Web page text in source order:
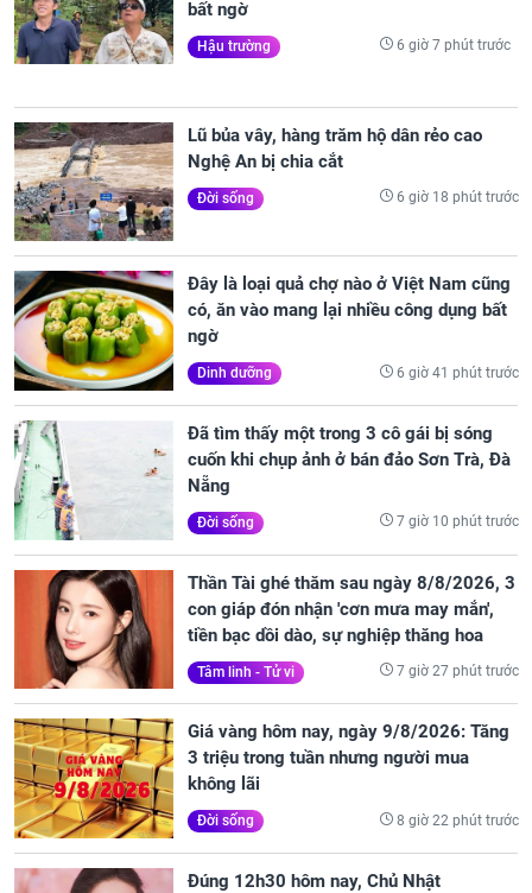
bất ngờ
Hậu trường 6 giờ 7 phút trước
Lũ bủa vây, hàng trăm hộ dân rẻo cao
Nghệ An bị chia cắt
Đời sống 6 giờ 18 phút trước
Đây là loại quả chợ nào ở Việt Nam cũng
có, ăn vào mang lại nhiều công dụng bất
ngờ
Dinh dưỡng 6 giờ 41 phút trước
Đã tìm thấy một trong 3 cô gái bị sóng
cuốn khi chụp ảnh ở bán đảo Sơn Trà, Đà
Nẵng
Đời sống 7 giờ 10 phút trước
Thần Tài ghé thăm sau ngày 8/8/2026, 3
con giáp đón nhận 'cơn mưa may mắn',
tiền bạc dồi dào, sự nghiệp thăng hoa
Tâm linh - Tử vi 7 giờ 27 phút trước
Giá vàng hôm nay, ngày 9/8/2026: Tăng
3 triệu trong tuần nhưng người mua
không lãi
Đời sống 8 giờ 22 phút trước
Đúng 12h30 hôm nay, Chủ Nhật